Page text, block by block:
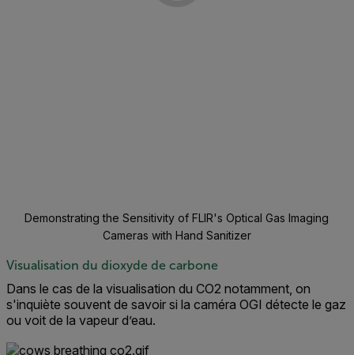
Demonstrating the Sensitivity of FLIR's Optical Gas Imaging
Cameras with Hand Sanitizer
Visualisation du dioxyde de carbone
Dans le cas de la visualisation du CO2 notamment, on
s'inquiète souvent de savoir si la caméra OGI détecte le gaz
ou voit de la vapeur d’eau.